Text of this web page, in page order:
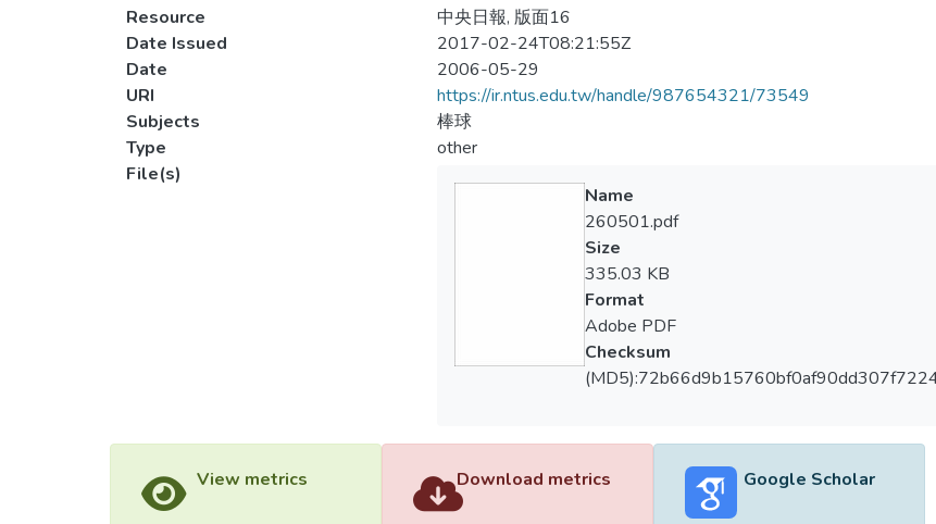
Resource
中央日報, 版面16
Date Issued
2017-02-24T08:21:55Z
Date
2006-05-29
URI
https://ir.ntus.edu.tw/handle/987654321/73549
Subjects
棒球
Type
other
File(s)
Name
260501.pdf
Size
335.03 KB
Format
Adobe PDF
Checksum
View metrics Download metrics Google Scholar